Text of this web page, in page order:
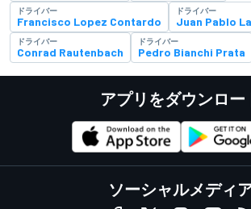
ドライバー
Francisco Lopez Contardo
ドライバー
Juan Pablo
ドライバー
Conrad Rautenbach
ドライバー
Pedro Bianchi Prata
アプリをダウンロー
ソーシャルメディ